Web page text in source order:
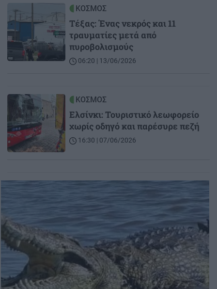
Image ΚΟΣΜΟΣ
Τέξας: Ένας νεκρός και 11
τραυματίες μετά από
πυροβολισμούς
06:20 | 13/06/2026
Image ΚΟΣΜΟΣ
Ελσίνκι: Τουριστικό λεωφορείο
χωρίς οδηγό και παρέσυρε πεζή
16:30 | 07/06/2026